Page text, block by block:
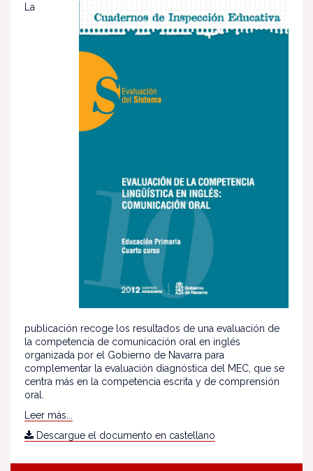
La
publicación recoge los resultados de una evaluación de
la competencia de comunicación oral en inglés
organizada por el Gobierno de Navarra para
complementar la evaluación diagnóstica del MEC, que se
centra más en la competencia escrita y de comprensión
oral.
Leer más...
Descargue el documento en castellano